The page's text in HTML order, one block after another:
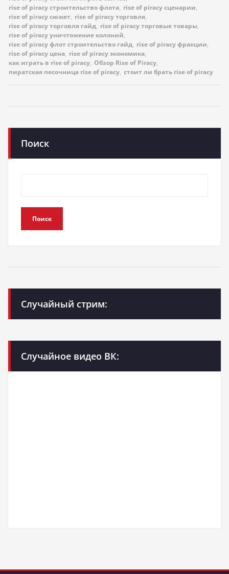
rise of piracy строительство флота, rise of piracy сценарии,
rise of piracy сюжет, rise of piracy торговля,
rise of piracy торговля гайд, rise of piracy торговые товары,
rise of piracy уничтожение колоний,
rise of piracy флот строительство гайд, rise of piracy фракции,
rise of piracy цена, rise of piracy экономика,
как играть в rise of piracy, Обзор Rise of Piracy,
пиратская песочница rise of piracy, стоит ли брать rise of piracy
Поиск
Поиск
Случайный стрим:
Случайное видео ВК: